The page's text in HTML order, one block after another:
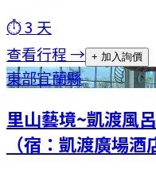
⏱3 天
查看行程 → + 加入詢價
東部宜蘭縣
里山藝境~凱渡風
（宿：凱渡廣場酒